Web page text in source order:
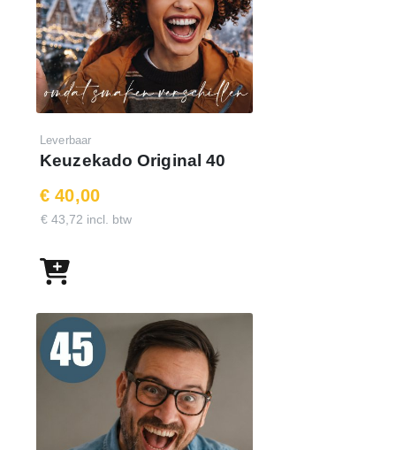
Wachtwoord : demo50keuzekado
Leverbaar
Keuzekado Original 40
€ 40,00
€ 43,72 incl. btw